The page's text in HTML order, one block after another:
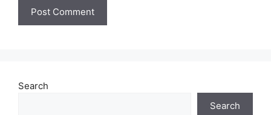
Search
Search